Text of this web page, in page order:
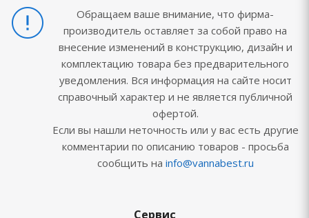
Обращаем ваше внимание, что фирма-
производитель оставляет за собой право на
внесение изменений в конструкцию, дизайн и
комплектацию товара без предварительного
уведомления. Вся информация на сайте носит
справочный характер и не является публичной
офертой.
Если вы нашли неточность или у вас есть другие
комментарии по описанию товаров - просьба
сообщить на info@vannabest.ru
Сервис